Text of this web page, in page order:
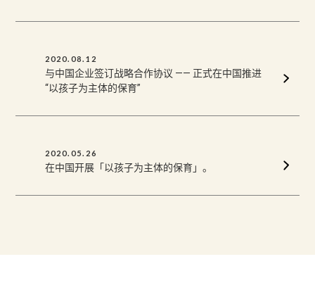
2020.08.12
与中国企业签订战略合作协议 —— 正式在中国推进
“以孩子为主体的保育”
2020.05.26
在中国开展「以孩子为主体的保育」。